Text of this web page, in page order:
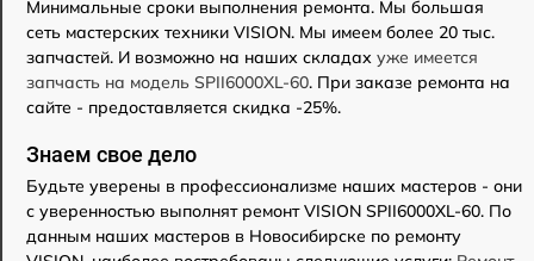
Минимальные сроки выполнения ремонта. Мы большая
сеть мастерских техники VISION. Мы имеем более 20 тыс.
запчастей. И возможно на наших складах уже имеется
запчасть на модель SPII6000XL-60. При заказе ремонта на
сайте - предоставляется скидка -25%.
Знаем свое дело
Будьте уверены в профессионализме наших мастеров - они
с уверенностью выполнят ремонт VISION SPII6000XL-60. По
данным наших мастеров в Новосибирске по ремонту